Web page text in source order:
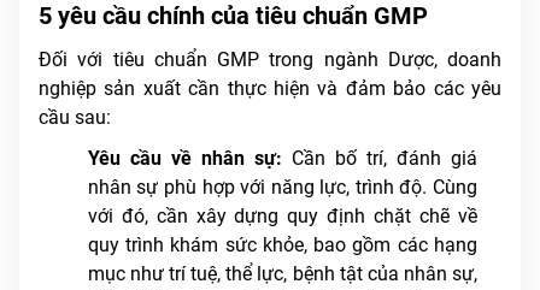
5 yêu cầu chính của tiêu chuẩn GMP
Đối với tiêu chuẩn GMP trong ngành Dược, doanh
nghiệp sản xuất cần thực hiện và đảm bảo các yêu
cầu sau:
Yêu cầu về nhân sự: Cần bố trí, đánh giá
nhân sự phù hợp với năng lực, trình độ. Cùng
với đó, cần xây dựng quy định chặt chẽ về
quy trình khám sức khỏe, bao gồm các hạng
mục như trí tuệ, thể lực, bệnh tật của nhân sự,